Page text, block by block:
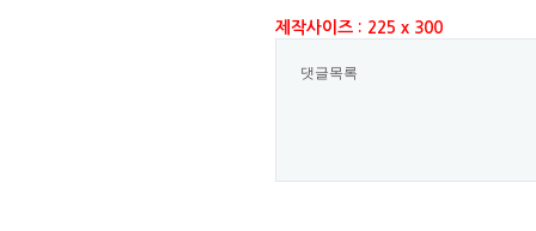
제작사이즈 : 225 x 300
댓글목록